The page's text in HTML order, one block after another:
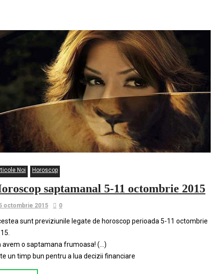
Noi Horoscop
saptamanal 5-11 octombrie 2015
octombrie 2015 0
sunt previziunile legate de horoscop perioada 5-11 octombrie
avem o saptamana frumoasa! (…)
un timp bun pentru a lua decizii financiare